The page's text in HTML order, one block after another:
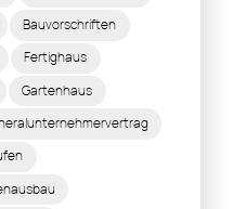
Bauvorschriften
Fertighaus
Gartenhaus